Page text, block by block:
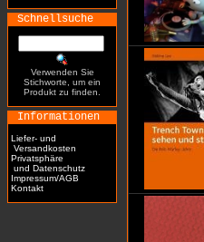
Schnellsuche
Verwenden Sie
Stichworte, um ein
Produkt zu finden.
Informationen
Liefer- und
Versandkosten
Privatsphäre
und Datenschutz
Impressum/AGB
Kontakt